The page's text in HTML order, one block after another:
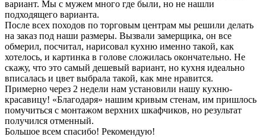
вариант. Мы с мужем много где были, но не нашли
подходящего варианта.
После всех походов по торговым центрам мы решили делать
на заказ под наши размеры. Вызвали замерщика, он все
обмерил, посчитал, нарисовал кухню именно такой, как
хотелось, и картинка в голове сложилась окончательно. Не
скажу, что это самый дешевый вариант, но кухня идеально
вписалась и цвет выбрала такой, как мне нравится.
Примерно через 2 недели нам установили нашу кухню-
красавицу! «Благодаря» нашим кривым стенам, им пришлось
помучиться с монтажом верхних шкафчиков, но результат
получился отменный.
Большое всем спасибо! Рекомендую!